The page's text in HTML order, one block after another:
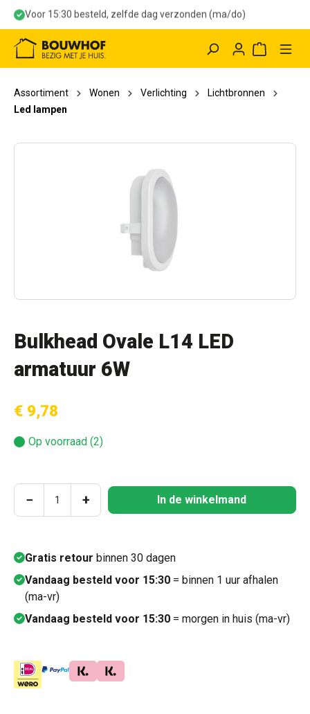
Voor 15:30 besteld, zelfde dag verzonden (ma/do)
Assortiment Wonen Verlichting
Lichtbronnen
Led lampen
Bulkhead Ovale L14 LED
armatuur 6W
€ 9,78
Op voorraad (2)
Producthoeveelheid: Voer de gewenste
− + In de winkelmand
Gratis retour binnen 30 dagen
Vandaag besteld voor 15:30 = binnen 1 uur afhalen
(ma-vr)
Vandaag besteld voor 15:30 = morgen in huis (ma-vr)